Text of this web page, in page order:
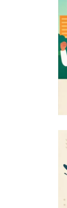
Itulah cara
musim libur
bisa
keluhan
cara
cara
Long Weekend